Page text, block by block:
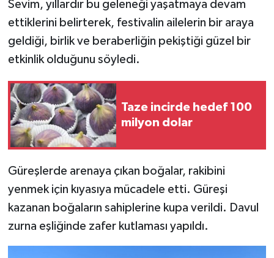
Sevim, yıllardır bu geleneği yaşatmaya devam
ettiklerini belirterek, festivalin ailelerin bir araya
geldiği, birlik ve beraberliğin pekiştiği güzel bir
etkinlik olduğunu söyledi.
Taze incirde hedef 100
milyon dolar
Güreşlerde arenaya çıkan boğalar, rakibini
yenmek için kıyasıya mücadele etti. Güreşi
kazanan boğaların sahiplerine kupa verildi. Davul
zurna eşliğinde zafer kutlaması yapıldı.